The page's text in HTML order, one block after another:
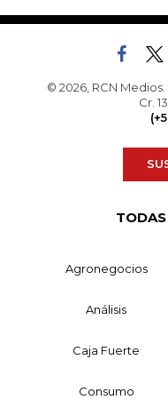
© 2026, RCN
Cr.
Agronegocios
Análisis
Caja Fuerte
Consumo